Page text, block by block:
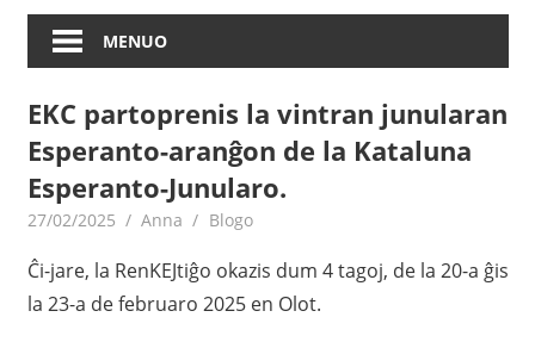
MENUO
EKC partoprenis la vintran junularan
Esperanto-aranĝon de la Kataluna
Esperanto-Junularo.
27/02/2025 Anna Blogo
Ĉi-jare, la RenKEJtiĝo okazis dum 4 tagoj, de la 20-a ĝis
la 23-a de februaro 2025 en Olot.